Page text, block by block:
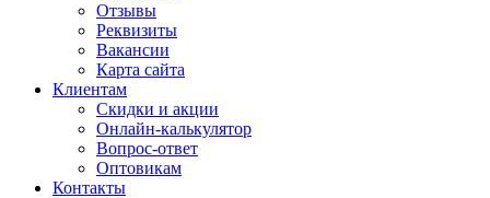
Отзывы
Реквизиты
Вакансии
Карта сайта
Клиентам
Скидки и акции
Онлайн-калькулятор
Вопрос-ответ
Оптовикам
Контакты